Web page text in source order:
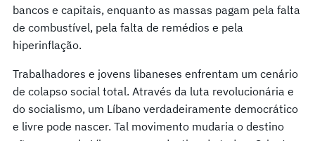
bancos e capitais, enquanto as massas pagam pela falta
de combustível, pela falta de remédios e pela
hiperinflação.
Trabalhadores e jovens libaneses enfrentam um cenário
de colapso social total. Através da luta revolucionária e
do socialismo, um Líbano verdadeiramente democrático
e livre pode nascer. Tal movimento mudaria o destino